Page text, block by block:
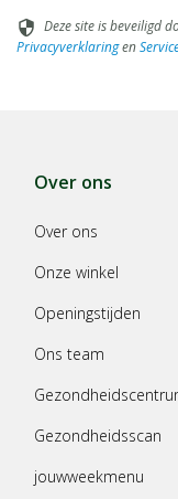
security Deze site is beveiligd
Privacyverklaringen
Over ons
Over ons
Onze winkel
Openingstijden
Ons team
Gezondheidsscan
jouwweekmenu